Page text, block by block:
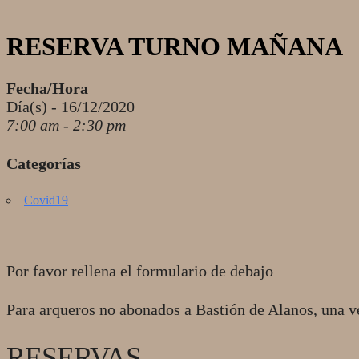
RESERVA TURNO MAÑANA
Fecha/Hora
Día(s) - 16/12/2020
7:00 am - 2:30 pm
Categorías
Covid19
Por favor rellena el formulario de debajo
Para arqueros no abonados a Bastión de Alanos,